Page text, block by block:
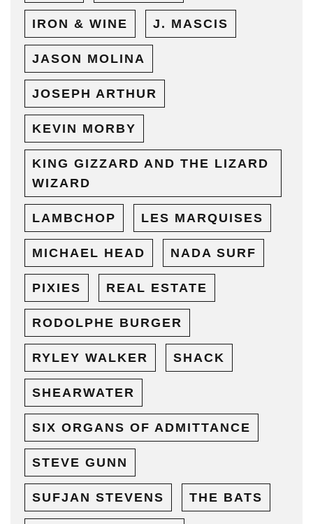
IRON & WINE J. MASCIS
JASON MOLINA
JOSEPH ARTHUR
KEVIN MORBY
KING GIZZARD AND THE LIZARD
WIZARD
LAMBCHOP LES MARQUISES
MICHAEL HEAD NADA SURF
PIXIES REAL ESTATE
RODOLPHE BURGER
RYLEY WALKER SHACK
SHEARWATER
SIX ORGANS OF ADMITTANCE
STEVE GUNN
SUFJAN STEVENS THE BATS